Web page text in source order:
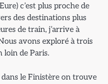
c’est plus proche de
des destinations plus
de train, j’arrive à
avons exploré à trois
loin de Paris.
le Finistère on trouve